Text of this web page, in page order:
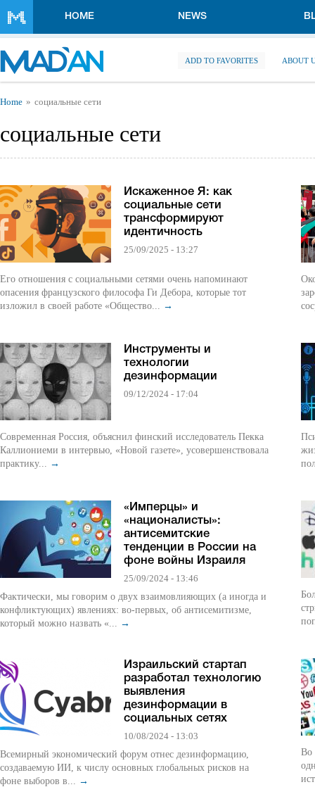
HOME NEWS
ADD TO FAVORITES ABOUT
You are here
Home социальные сети
социальные сети
Искаженное Я: как
социальные сети
трансформируют
идентичность
25/09/2025 - 13:27
Его отношения с социальными сетями очень напоминают
опасения французского философа Ги Дебора, которые тот
изложил в своей работе «Общество... →
Инструменты и
технологии
дезинформации
09/12/2024 - 17:04
Современная Россия, объяснил финский исследователь Пекка
Каллиониеми в интервью, «Новой газете», усовершенствовала
практику... →
«Имперцы» и
«националисты»:
антисемитские
тенденции в России на
фоне войны Израиля
25/09/2024 - 13:46
Фактически, мы говорим о двух взаимовлияющих (а иногда и
конфликтующих) явлениях: во-первых, об антисемитизме,
который можно назвать «...
→
Израильский стартап
разработал технологию
выявления
дезинформации в
социальных сетях
10/08/2024 - 13:03
Всемирный экономический форум отнес дезинформацию,
создаваемую ИИ, к числу основных глобальных рисков на
фоне выборов в...
→
Во